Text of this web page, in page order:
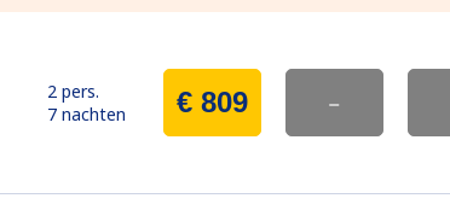
2 pers.
7 nachten
€ 809 -